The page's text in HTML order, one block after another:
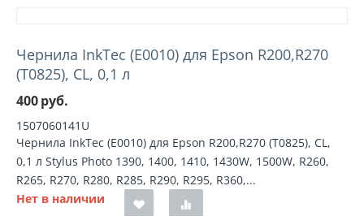
Чернила InkTec (E0010) для Epson R200,R270
(T0825), CL, 0,1 л
400руб.
1507060141U
Чернила InkTec (E0010) для Epson R200,R270 (T0825), CL,
0,1 л Stylus Photo 1390, 1400, 1410, 1430W, 1500W, R260,
R265, R270, R280, R285, R290, R295, R360,...
Нет в наличии